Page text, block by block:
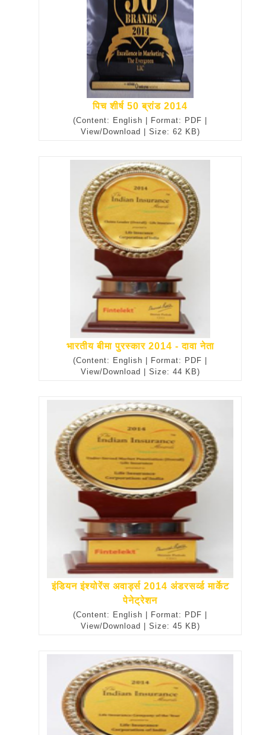
पिच शीर्ष 50 ब्रांड 2014
(Content: English | Format: PDF |
View/Download | Size: 62 KB)
भारतीय बीमा पुरस्कार 2014 - दावा नेता
(Content: English | Format: PDF |
View/Download | Size: 44 KB)
इंडियन इंश्योरेंस अवार्ड्स 2014 अंडरसर्व्ड मार्केट
पेनेट्रेशन
(Content: English | Format: PDF |
View/Download | Size: 45 KB)